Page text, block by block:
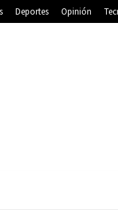
Deportes Opinión